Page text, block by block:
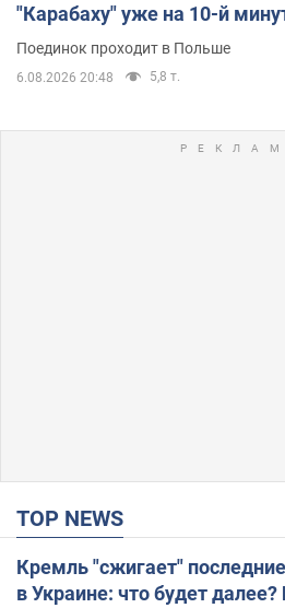
"Карабаху" уже на 10-й
Поединок проходит в Польше
6.08.2026 20:48 5,8 т.
TOP NEWS
Кремль "сжигает"
в Украине: что будет